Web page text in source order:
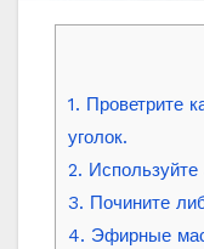
1. Проветрите
уголок.
2. Используйте
3. Почините
4. Эфирные